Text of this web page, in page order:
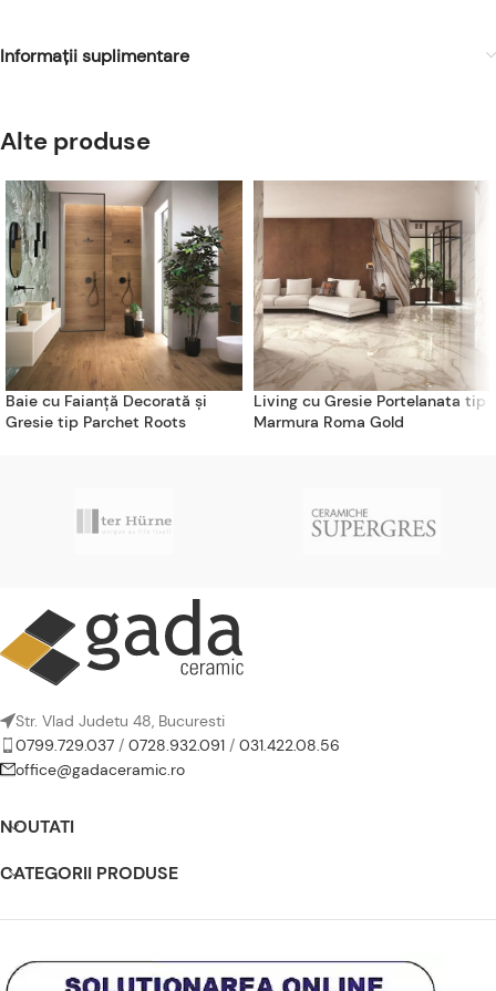
Informații suplimentare
Alte produse
Baie cu Faianță Decorată și
Gresie tip Parchet Roots
Living cu Gresie Portelanata tip
Marmura Roma Gold
Str. Vlad Judetu 48, Bucuresti
0799.729.037 / 0728.932.091 / 031.422.08.56
office@gadaceramic.ro
NOUTATI
CATEGORII PRODUSE